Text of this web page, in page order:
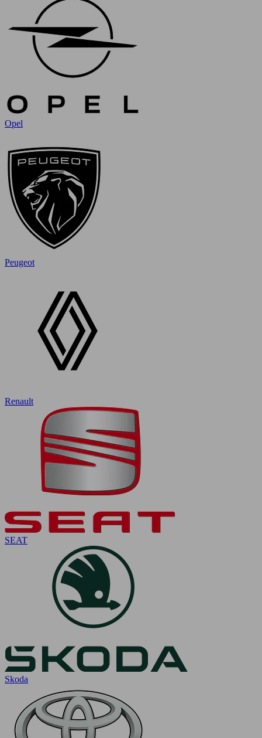
Opel
Peugeot
Renault
SEAT
Skoda